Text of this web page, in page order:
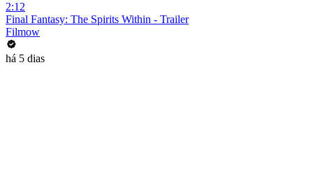
2:12
Final Fantasy: The Spirits Within - Trailer
Filmow
há 5 dias